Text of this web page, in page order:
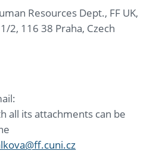
Resources Dept., FF UK,
2, 116 38 Praha, Czech
all its attachments can be